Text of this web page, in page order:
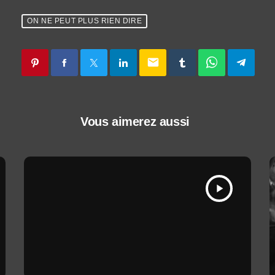
ON NE PEUT PLUS RIEN DIRE
email
Vous aimerez aussi
play_arrow